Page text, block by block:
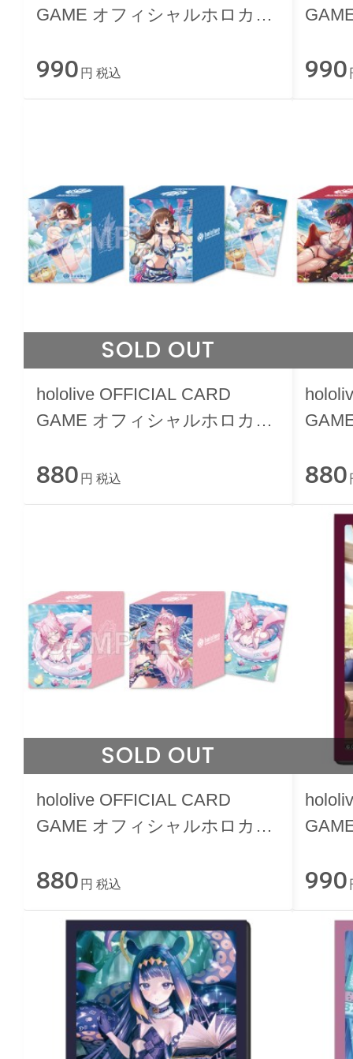
GAME オフィシャルホロカス
990 円 税込 990
SOLD OUT
hololive OFFICIAL CARD
GAME オフィシャルホロカケ
880 円 税込 880
SOLD OUT
hololive OFFICIAL CARD
GAME オフィシャルホロカケ
880 円 税込 990